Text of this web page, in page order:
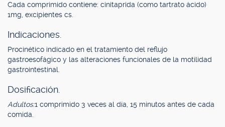
Cada comprimido contiene: cinitaprida (como tartrato ácido)
1mg, excipientes cs.
Indicaciones.
Procinético indicado en el tratamiento del reflujo
gastroesofágico y las alteraciones funcionales de la motilidad
gastrointestinal.
Dosificación.
Adultos:1 comprimido 3 veces al día, 15 minutos antes de cada
comida.